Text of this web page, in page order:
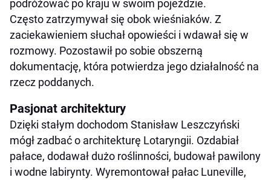
podróżować po kraju w swoim pojeździe.
Często zatrzymywał się obok wieśniaków. Z
zaciekawieniem słuchał opowieści i wdawał się w
rozmowy. Pozostawił po sobie obszerną
dokumentację, która potwierdza jego działalność na
rzecz poddanych.
Pasjonat architektury
Dzięki stałym dochodom Stanisław Leszczyński
mógł zadbać o architekturę Lotaryngii. Ozdabiał
pałace, dodawał dużo roślinności, budował pawilony
i wodne labirynty. Wyremontował pałac Luneville,